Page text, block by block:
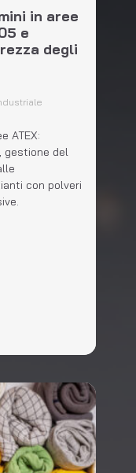
in aree
e
degli
ATEX:
gestione del
con polveri